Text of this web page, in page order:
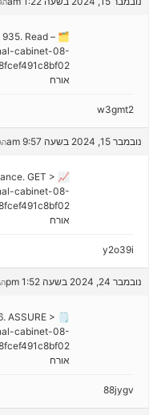
935. Read –
cabinet-08-
🗂
אורח
w3gmt2
נובמבר 15, 2024 בשעה 9:57 am
GЕТ >
cabinet-08-
📈
אורח
y2o39i
נובמבר 24, 2024 בשעה 1:52 pm
ASSURE >
cabinet-08-
🗒
אורח
88jygv